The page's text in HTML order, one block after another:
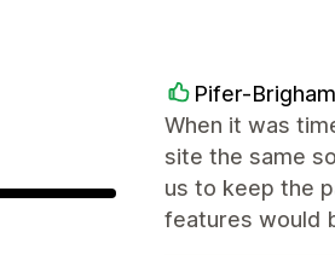
Pifer-Brigham
When it was
site the same
us to keep the
features would